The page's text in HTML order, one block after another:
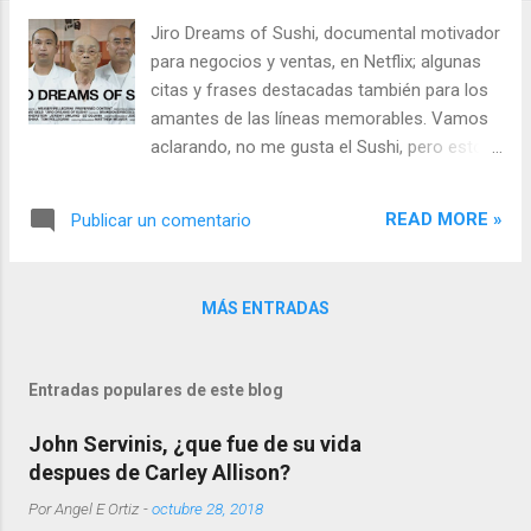
Jiro Dreams of Sushi, documental motivador
para negocios y ventas, en Netflix; algunas
citas y frases destacadas también para los
amantes de las líneas memorables. Vamos
aclarando, no me gusta el Sushi, pero esto
chef. Y antes que nada, la mayoría de
Publicar un comentario READ MORE »
MÁS ENTRADAS
Entradas populares de este blog
John Servinis, ¿que fue de su vida
despues de Carley Allison?
PorAngel E Ortiz -octubre 28, 2018